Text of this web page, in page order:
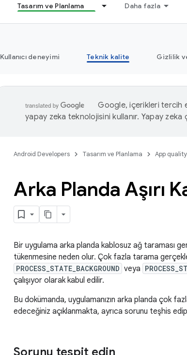
Tasarım ve Planlama Daha fazla
Kullanıcı deneyimi Teknik kalite Gizlilik
Google, içerikleri tercih
yapay zeka teknolojisini kullanır. Yapay
Android Developers Tasarım ve Planlama App quality
Arka Planda Aşırı
Bir uygulama arka planda kablosuz ağ taraması
tükenmesine neden olur. Çok fazla tarama
PROCESS_STATE_BACKGROUND veya
çalışıyor olarak kabul edilir.
Bu dokümanda, uygulamanızın arka planda çok
edeceğiniz açıklanmakta, ayrıca sorunu teşhis
Sorunu tespit edin